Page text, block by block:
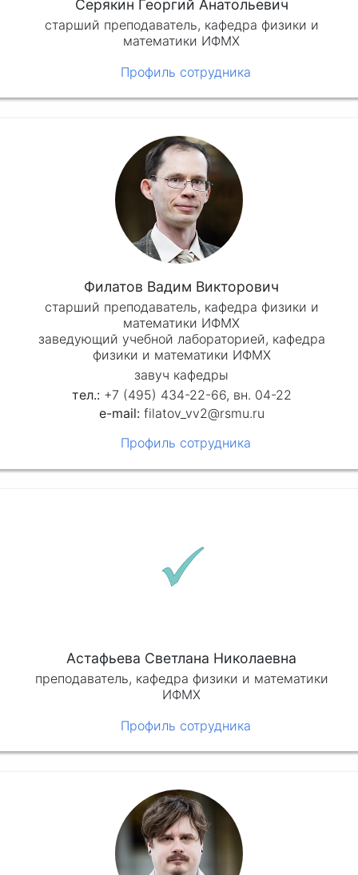
Серякин Георгий Анатольевич
старший преподаватель, кафедра физики и
математики ИФМХ
Профиль сотрудника
Филатов Вадим Викторович
старший преподаватель, кафедра физики и
математики ИФМХ
заведующий учебной лабораторией, кафедра
физики и математики ИФМХ
завуч кафедры
+7 (495) 434-22-66, вн. 04-22
filatov_vv2@rsmu.ru
Профиль сотрудника
Астафьева Светлана Николаевна
преподаватель, кафедра физики и математики
ИФМХ
Профиль сотрудника